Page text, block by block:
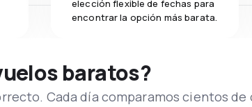
elección flexible de fechas para
encontrar la opción más barata.
baratos?
Cada día comparamos cientos de